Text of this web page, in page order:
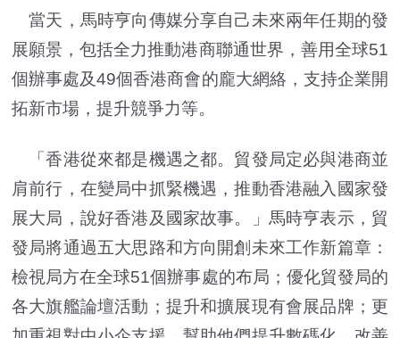
當天，馬時亨向傳媒分享自己未來兩年任期的發
展願景，包括全力推動港商聯通世界，善用全球51
個辦事處及49個香港商會的龐大網絡，支持企業開
拓新市場，提升競爭力等。
「香港從來都是機遇之都。貿發局定必與港商並
肩前行，在變局中抓緊機遇，推動香港融入國家發
展大局，說好香港及國家故事。」馬時亨表示，貿
發局將通過五大思路和方向開創未來工作新篇章：
檢視局方在全球51個辦事處的布局；優化貿發局的
各大旗艦論壇活動；提升和擴展現有會展品牌；更